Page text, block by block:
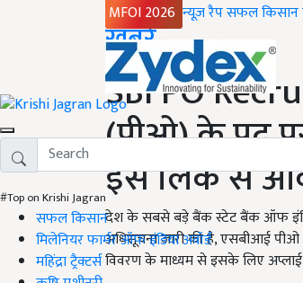
MFOI 2026 न्यूज़ रैपसफल किसान
#Top on Krishi Jagran
सफल किसान
मिलेनियर फार्मर ऑफ इंडिया अवॉर्ड
महिंद्रा ट्रैक्टर्स
Home
ख़बरें
SBI PO
(पीओ) के पद
इस लिंक से
देश के सबसे बड़े बैंक स्टेट बैंक ऑफ
अधिसूचना जारी की है, एसबीआई
विवरण के माध्यम से इसके लिए